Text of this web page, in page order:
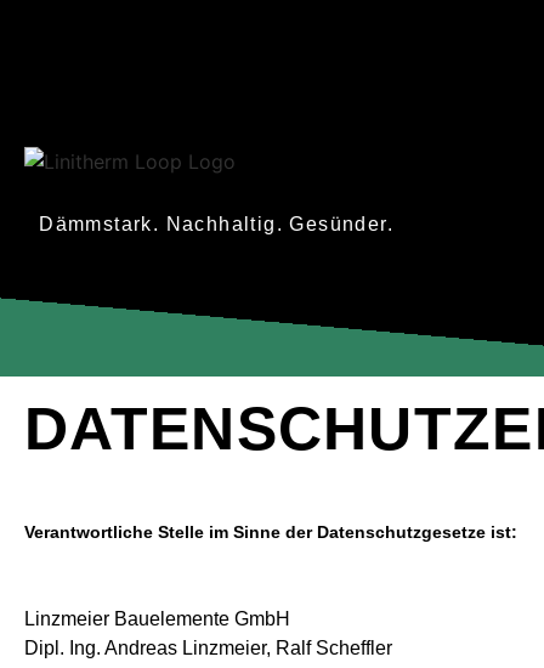
Dämmstark. Nachhaltig. Gesünder.
Verantwortliche Stelle im Sinne der Datenschutzgesetze ist:
Linzmeier Bauelemente GmbH
Dipl. Ing. Andreas Linzmeier, Ralf Scheffler